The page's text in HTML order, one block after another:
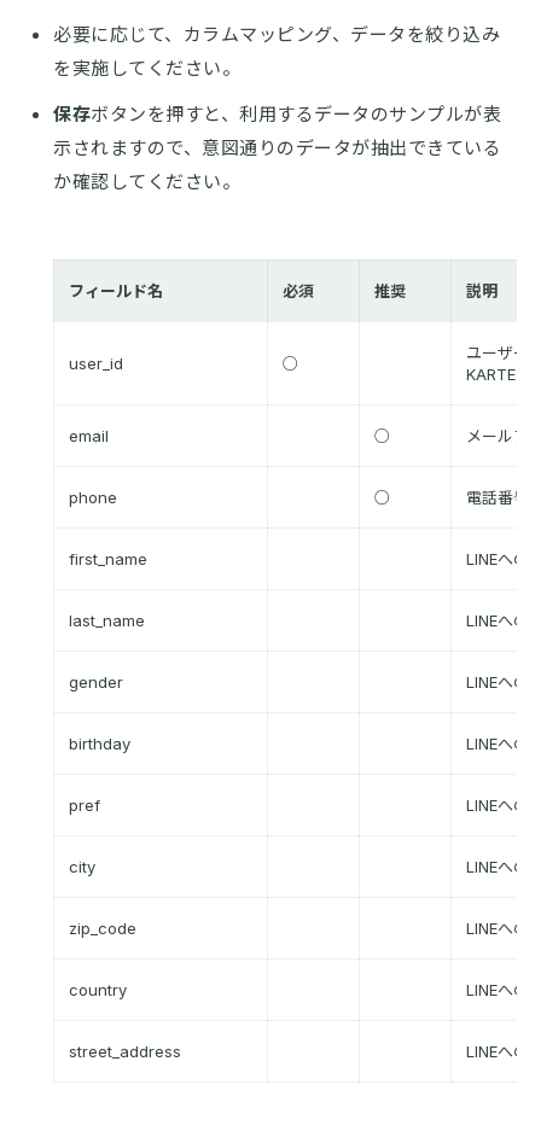
必要に応じて、カラムマッピング、データを絞り込み
を実施してください。
保存ボタンを押すと、利用するデータのサンプルが表
示されますので、意図通りのデータが抽出できている
か確認してください。
フィールド名 必須 推奨 説明
user_id ○
ユーザー
KARTEの
email ○ メールア
phone ○ 電話番号
first_name LINEへの
last_name LINEへの
gender LINEへの
birthday LINEへの
pref LINEへの
city LINEへの
zip_code LINEへの
country LINEへの
street_address LINEへの